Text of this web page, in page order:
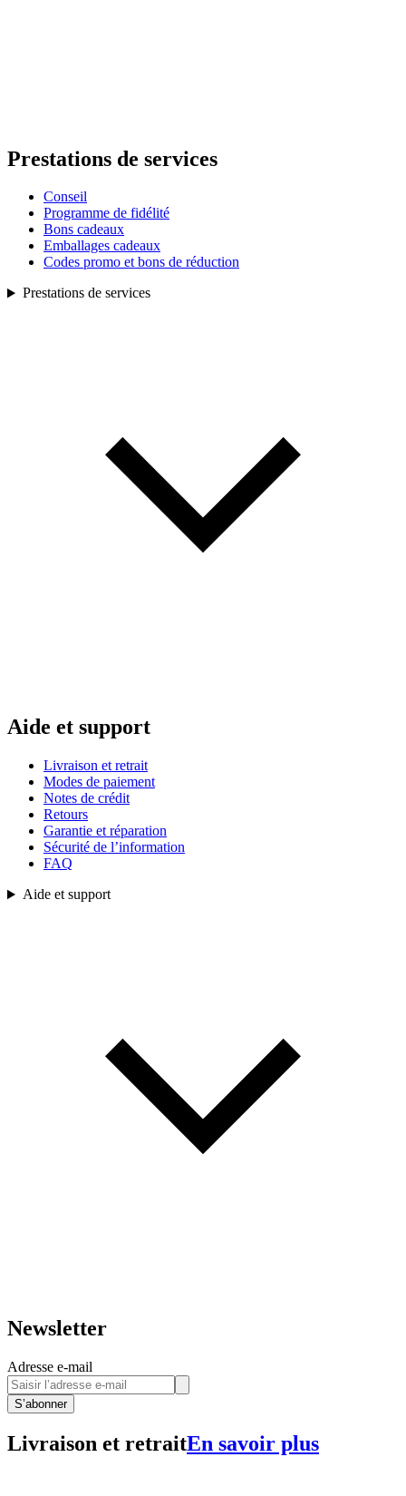
Prestations de services
Conseil
Programme de fidélité
Bons cadeaux
Emballages cadeaux
Codes promo et bons de réduction
Prestations de services
Aide et support
Livraison et retrait
Modes de paiement
Notes de crédit
Retours
Garantie et réparation
Sécurité de l’information
FAQ
Aide et support
Newsletter
Adresse e-mail
S’abonner
Livraison et retraitEn savoir plus